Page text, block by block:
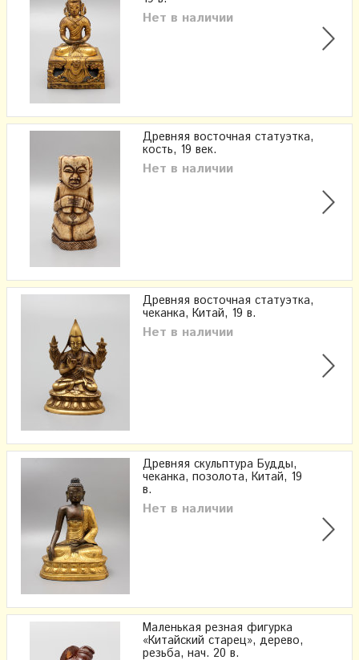
Нет в наличии
Древняя восточная статуэтка,
кость, 19 век.
Нет в наличии
Древняя восточная статуэтка,
чеканка, Китай, 19 в.
Нет в наличии
Древняя скульптура Будды,
чеканка, позолота, Китай, 19
в.
Нет в наличии
Маленькая резная фигурка
«Китайский старец», дерево,
резьба, нач. 20 в.